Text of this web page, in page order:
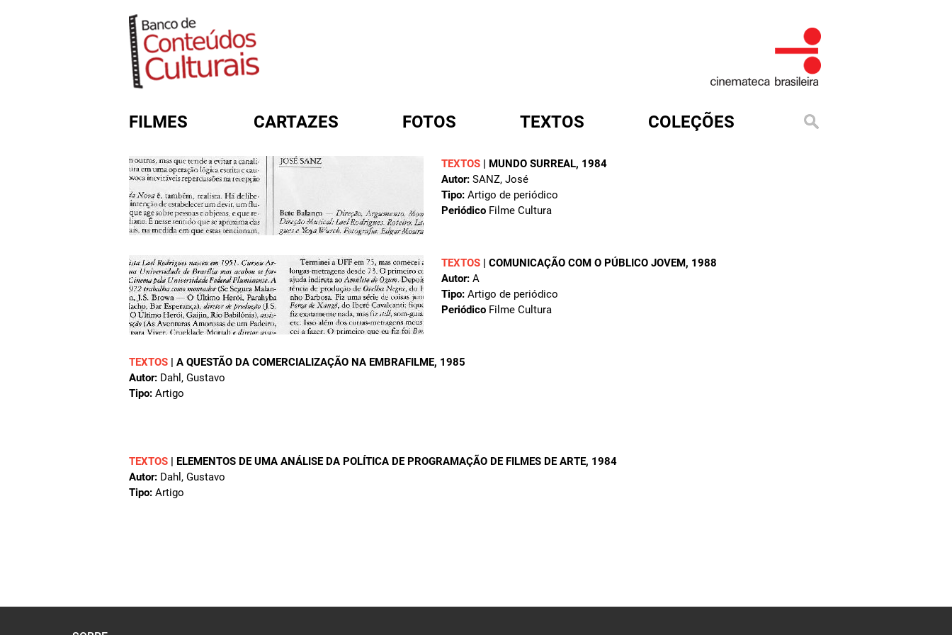
FILMES CARTAZES FOTOS TEXTOS COLEÇÕES
TEXTOS | MUNDO SURREAL, 1984
Autor: SANZ, José
Tipo: Artigo de periódico
Periódico Filme Cultura
TEXTOS | COMUNICAÇÃO COM O PÚBLICO JOVEM, 1988
Autor: A
Tipo: Artigo de periódico
Periódico Filme Cultura
TEXTOS | A QUESTÃO DA COMERCIALIZAÇÃO NA EMBRAFILME, 1985
Autor: Dahl, Gustavo
Tipo: Artigo
TEXTOS | ELEMENTOS DE UMA ANÁLISE DA POLÍTICA DE PROGRAMAÇÃO DE FILMES DE ARTE, 1984
Autor: Dahl, Gustavo
Tipo: Artigo
FORMULÁRIO DE BUSCA